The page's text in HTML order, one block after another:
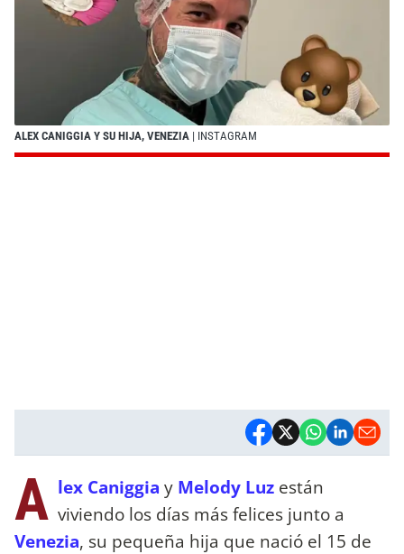
ALEX CANIGGIA Y SU HIJA, VENEZIA | INSTAGRAM
A lex Caniggia y Melody Luz están
viviendo los días más felices junto a
Venezia, su pequeña hija que nació el 15 de